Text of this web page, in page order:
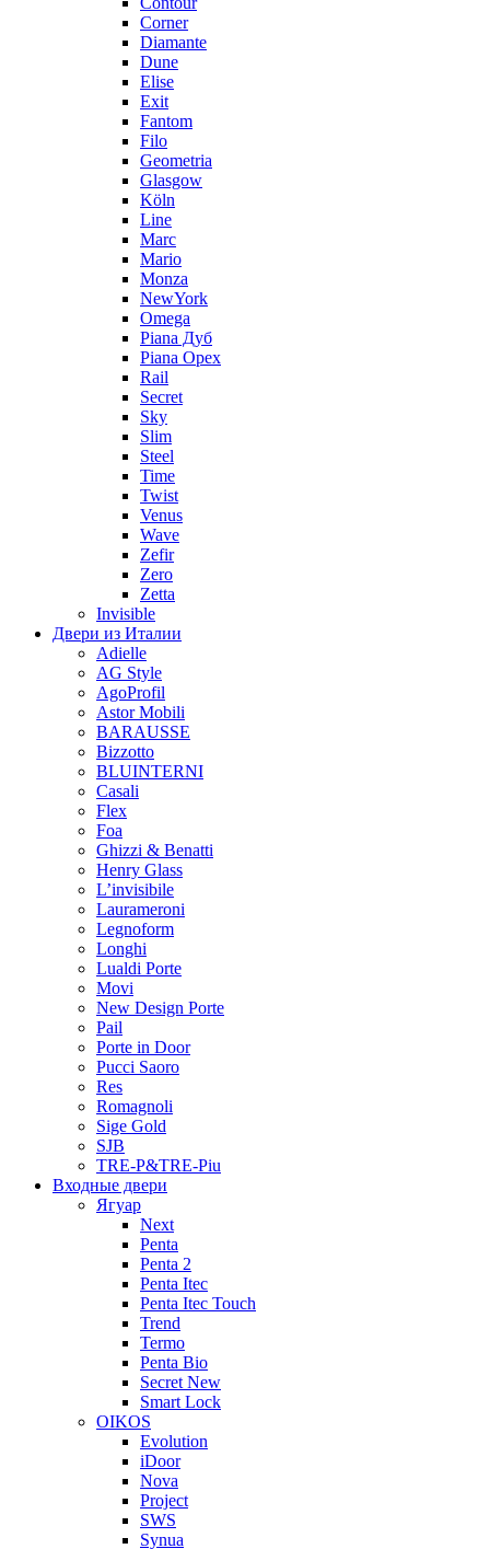
Corner
Diamante
Dune
Elise
Exit
Fantom
Filo
Geometria
Glasgow
Köln
Line
Marc
Mario
Monza
NewYork
Omega
Piana Дуб
Piana Орех
Rail
Secret
Sky
Slim
Steel
Time
Twist
Venus
Wave
Zefir
Zero
Zetta
Invisible
Двери из Италии
Adielle
AG Style
AgoProfil
Astor Mobili
BARAUSSE
Bizzotto
BLUINTERNI
Casali
Flex
Foa
Ghizzi & Benatti
Henry Glass
L’invisibile
Laurameroni
Legnoform
Longhi
Lualdi Porte
Movi
New Design Porte
Pail
Porte in Door
Pucci Saoro
Res
Romagnoli
Sige Gold
SJB
TRE-P&TRE-Piu
Входные двери
Ягуар
Next
Penta
Penta 2
Penta Itec
Penta Itec Touch
Trend
Termo
Penta Bio
Secret New
Smart Lock
OIKOS
Evolution
iDoor
Nova
Project
SWS
Synua